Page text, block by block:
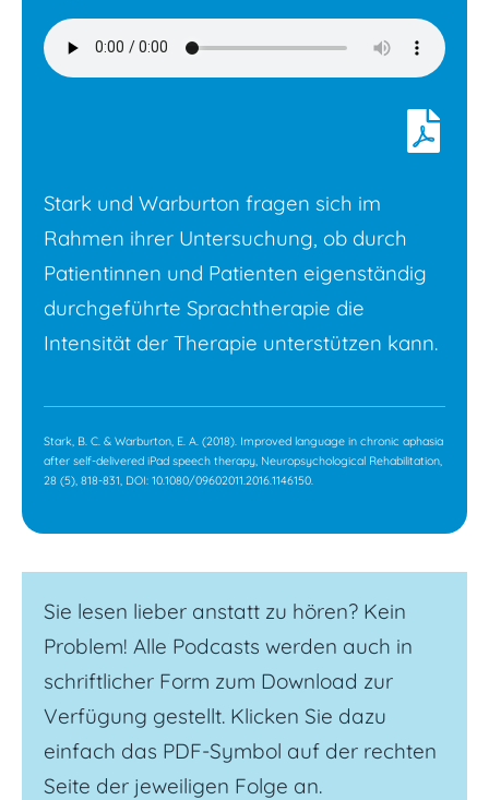
Stark und Warburton fragen sich im
Rahmen ihrer Untersuchung, ob durch
Patientinnen und Patienten eigenständig
durchgeführte Sprachtherapie die
Intensität der Therapie unterstützen kann.
Stark, B. C. & Warburton, E. A. (2018). Improved language in chronic aphasia
after self-delivered iPad speech therapy, Neuropsychological Rehabilitation,
28 (5), 818-831, DOI: 10.1080/09602011.2016.1146150.
Sie lesen lieber anstatt zu hören? Kein
Problem! Alle Podcasts werden auch in
schriftlicher Form zum Download zur
Verfügung gestellt. Klicken Sie dazu
einfach das PDF-Symbol auf der rechten
Seite der jeweiligen Folge an.